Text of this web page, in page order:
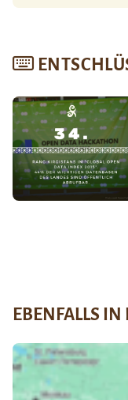
EBENFALLS IN